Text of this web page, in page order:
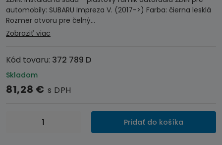
automobily: SUBARU Impreza V. (2017->) Farba: čierna lesklá
Rozmer otvoru pre čelný…
Zobraziť viac
Kód tovaru: 372 789 D
Skladom
81,28 € s DPH
množstvo
Inštalačná
Pridať do košíka